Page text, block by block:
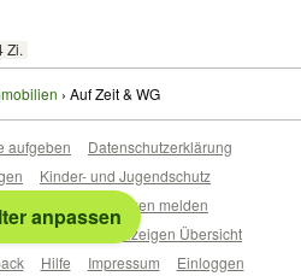
Zi.
Auf Zeit & WG
anpassen
aufgeben
Datenschutzerklärung
Kinder- und Jugendschutz
Sicherheitslücken melden
Suchen
Anzeigen Übersicht
Hilfe Impressum Einloggen